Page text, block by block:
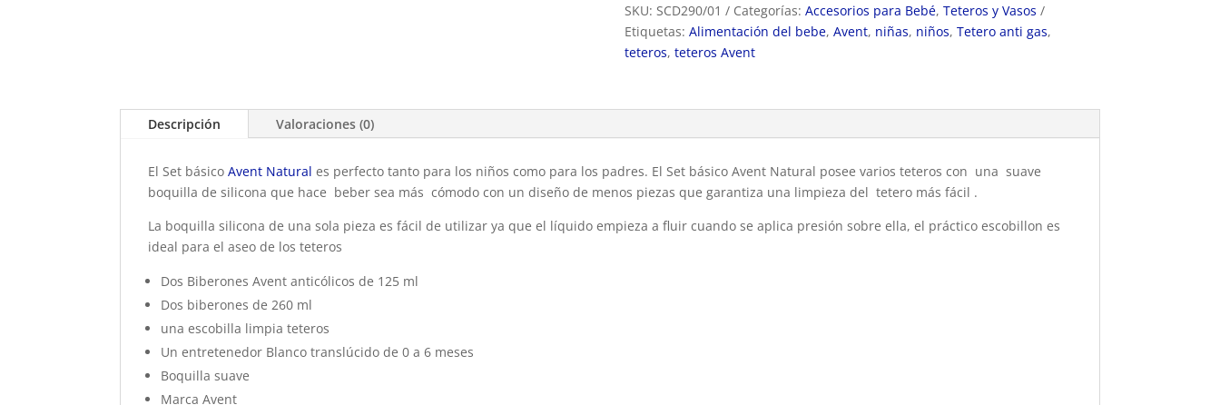
SKU: SCD290/01 Categorías:Accesorios para Bebé,Teteros y Vasos
Etiquetas:Alimentación del bebe,Avent, niñas, niños,Tetero anti gas,
teteros,teteros Avent
Descripción Valoraciones (0)
El Set básico Avent Natural es perfecto tanto para los niños como para los padres. El Set básico Avent Natural posee varios teteros con una suave
boquilla de silicona que hace beber sea más cómodo con un diseño de menos piezas que garantiza una limpieza del tetero más fácil .
La boquilla silicona de una sola pieza es fácil de utilizar ya que el líquido empieza a fluir cuando se aplica presión sobre ella, el práctico escobillon es
ideal para el aseo de los teteros
Dos Biberones Avent anticólicos de 125 ml
Dos biberones de 260 ml
una escobilla limpia teteros
Un entretenedor Blanco translúcido de 0 a 6 meses
Boquilla suave
Marca Avent